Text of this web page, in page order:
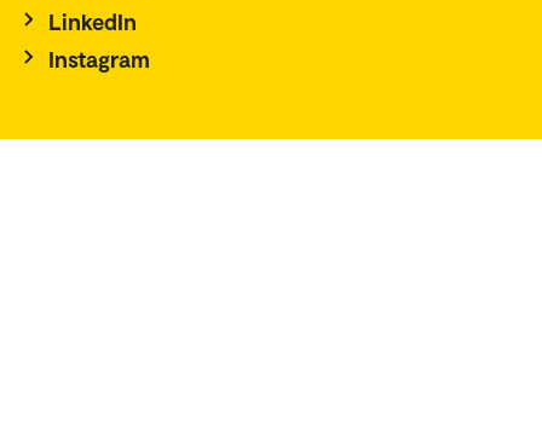
LinkedIn
Instagram